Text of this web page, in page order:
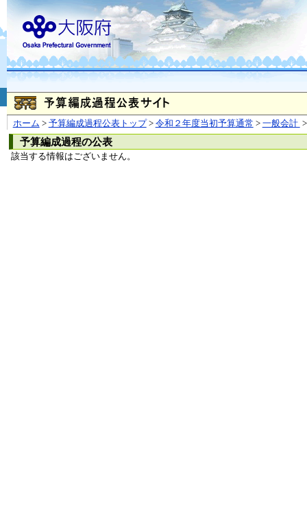
ホーム > 予算編成過程公表トップ> 令和２年度当初予算通常 > 一般会計 >
予算編成過程の公表
該当する情報はございません。
お問合せ
大阪府
（法人番号 4000020270008）
本庁 〒540-8570
大阪市
〒559-8555